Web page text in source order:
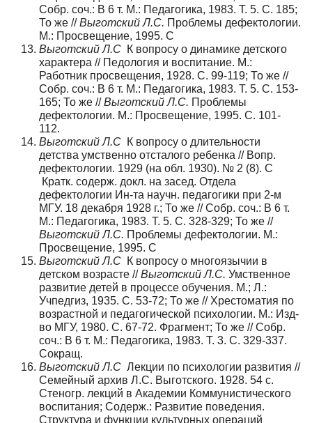
Собр. соч.: В 6 т. М.: Педагогика, 1983. Т. 5. С. 185;
То же //Выготский Л.С. Проблемы дефектологии.
М.: Просвещение, 1995. С
Выготский Л.С К вопросу о динамике детского
характера // Педология и воспитание. М.:
Работник просвещения, 1928. С. 99-119; То же //
Собр. соч.: В 6 т. М.: Педагогика, 1983. Т. 5. С. 153-
165; То же //Выготский Л.С. Проблемы
дефектологии. М.: Просвещение, 1995. С. 101-
112.
Выготский Л.С К вопросу о длительности
детства умственно отсталого ребенка // Вопр.
дефектологии. 1929 (на обл. 1930). № 2 (8). С
Кратк. содерж. докл. на засед. Отдела
дефектологии Ин-та научн. педагогики при 2-м
МГУ. 18 декабря 1928 г.; То же // Собр. соч.: В 6 т.
М.: Педагогика, 1983. Т. 5. С. 328-329; То же //
Выготский Л.С. Проблемы дефектологии. М.:
Просвещение, 1995. С
Выготский Л.С К вопросу о многоязычии в
детском возрасте //Выготский Л.С. Умственное
развитие детей в процессе обучения. М.; Л.:
Учпедгиз, 1935. С. 53-72; То же // Хрестоматия по
возрастной и педагогической психологии. М.: Изд-
во МГУ, 1980. С. 67-72. Фрагмент; То же // Собр.
соч.: В 6 т. М.: Педагогика, 1983. Т. 3. С. 329-337.
Сокращ.
Выготский Л.С Лекции по психологии развития //
Семейный архив Л.С. Выготского. 1928. 54 с.
Стеногр. лекций в Академии Коммунистического
воспитания; Содерж.: Развитие поведения.
Структура и функции культурных операций